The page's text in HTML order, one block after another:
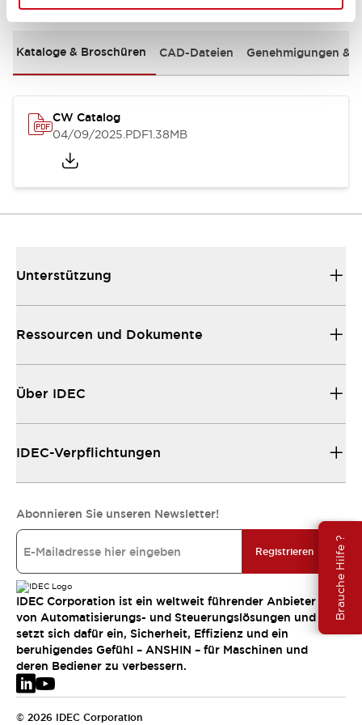
Brauche Hilfe ?
Kataloge & Broschüren CAD-Dateien Genehmigungen &
CW Catalog
04/09/2025.PDF1.38MB
Unterstützung
Ressourcen und Dokumente
Über IDEC
IDEC-Verpflichtungen
Abonnieren Sie unseren Newsletter!
Registrieren
IDEC Corporation ist ein weltweit führender Anbieter
von Automatisierungs- und Steuerungslösungen und
setzt sich dafür ein, Sicherheit, Effizienz und ein
beruhigendes Gefühl – ANSHIN – für Maschinen und
deren Bediener zu verbessern.
© 2026 IDEC Corporation